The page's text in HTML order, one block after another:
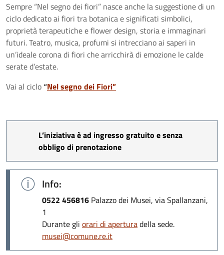
Sempre “Nel segno dei fiori” nasce anche la suggestione di un
ciclo dedicato ai fiori tra botanica e significati simbolici,
proprietà terapeutiche e flower design, storia e immaginari
futuri. Teatro, musica, profumi si intrecciano ai saperi in
un’ideale corona di fiori che arricchirà di emozione le calde
serate d’estate.
Vai al ciclo“Nel segno dei Fiori”
L’iniziativa è ad ingresso gratuito e senza
obbligo di prenotazione
Info:
0522 456816 Palazzo dei Musei, via Spallanzani,
1
Durante gli orari di aperturadella sede.
musei@comune.re.it